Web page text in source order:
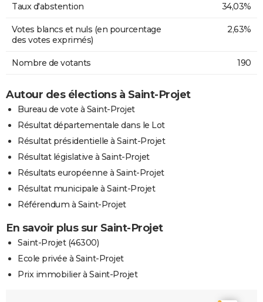
Taux d'abstention 34,03%
Votes blancs et nuls (en pourcentage
des votes exprimés)
2,63%
Nombre de votants 190
Autour des élections à Saint-Projet
Bureau de vote à Saint-Projet
Résultat départementale dans le Lot
Résultat présidentielle à Saint-Projet
Résultat législative à Saint-Projet
Résultats européenne à Saint-Projet
Résultat municipale à Saint-Projet
Référendum à Saint-Projet
En savoir plus sur Saint-Projet
Saint-Projet (46300)
Ecole privée à Saint-Projet
Prix immobilier à Saint-Projet